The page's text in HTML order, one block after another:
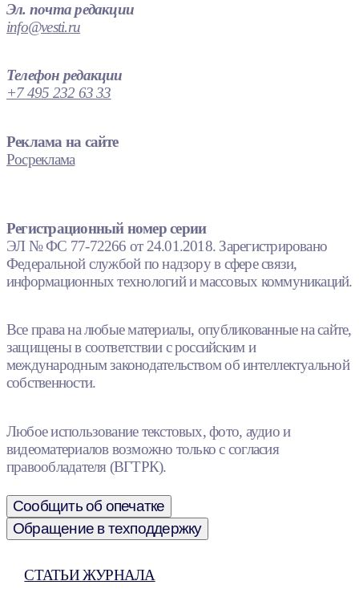
Эл. почта редакции
info@vesti.ru
Телефон редакции
+7 495 232 63 33
Реклама на сайте
Росреклама
Регистрационный номер серии
ЭЛ № ФС 77-72266 от 24.01.2018. Зарегистрировано
Федеральной службой по надзору в сфере связи,
информационных технологий и массовых коммуникаций.
Все права на любые материалы, опубликованные на сайте,
защищены в соответствии с российским и
международным законодательством об интеллектуальной
собственности.
Любое использование текстовых, фото, аудио и
видеоматериалов возможно только с согласия
правообладателя (ВГТРК).
Сообщить об опечатке
Обращение в техподдержку
СТАТЬИ ЖУРНАЛА